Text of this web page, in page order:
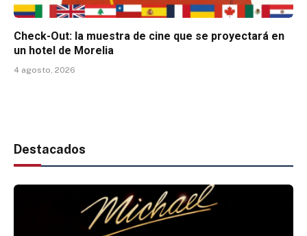
Check-Out: la muestra de cine que se proyectará en
un hotel de Morelia
4 agosto, 2026
Destacados